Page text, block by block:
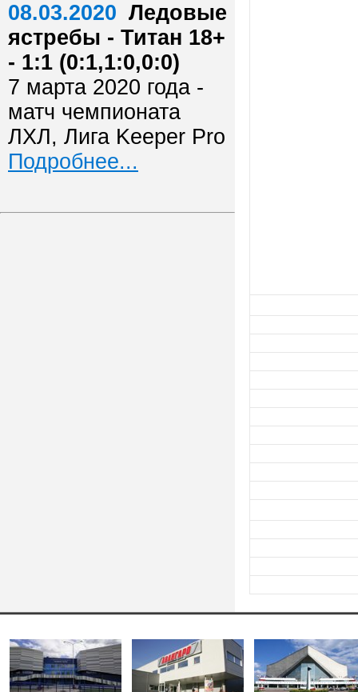
08.03.2020 Ледовые
ястребы - Титан 18+
- 1:1 (0:1,1:0,0:0)
7 марта 2020 года -
матч чемпионата
ЛХЛ, Лига Keeper Pro
Подробнее...